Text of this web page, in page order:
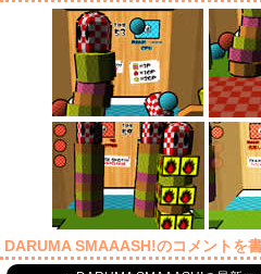
DARUMA SMAAASH!のコメントを